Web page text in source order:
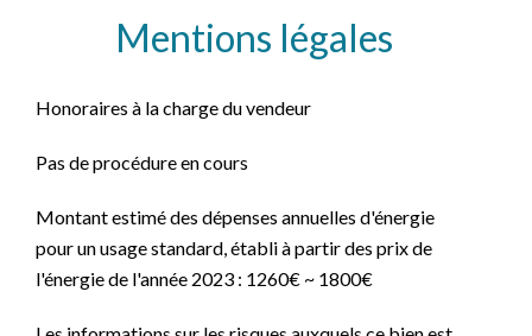
Mentions légales
Honoraires à la charge du vendeur
Pas de procédure en cours
Montant estimé des dépenses annuelles d'énergie
pour un usage standard, établi à partir des prix de
l'énergie de l'année 2023 : 1260€ ~ 1800€